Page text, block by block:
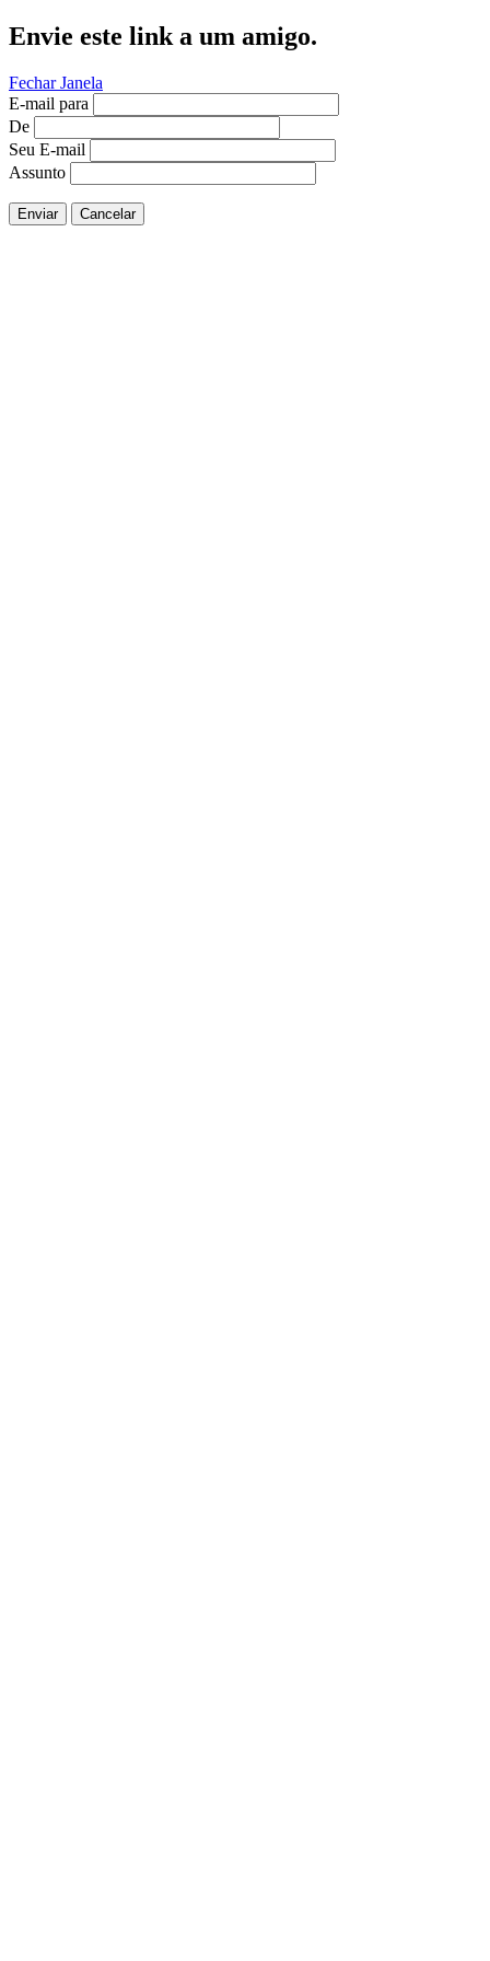
Envie este link a um amigo.
Fechar Janela
E-mail para
De
Seu E-mail
Assunto
Enviar Cancelar